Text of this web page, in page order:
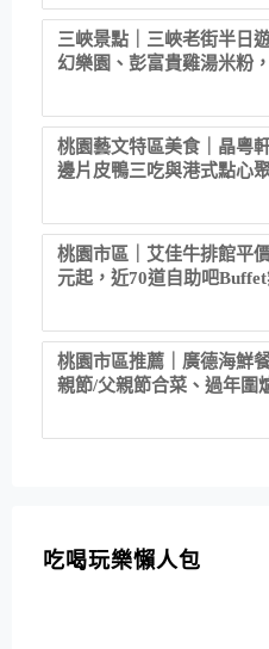
三峽景點｜三峽老街半日
幻樂園、彭富貴雞湯米粉
桃園藝文特區美食｜晶粵
邊片皮鴨三吃與港式點心
桃園市區｜艾佳牛排館平
元起，近70道自助吧
桃園市區推薦｜廣德海鮮
親節/父親節合菜、過年圍
吃喝玩樂懶人包